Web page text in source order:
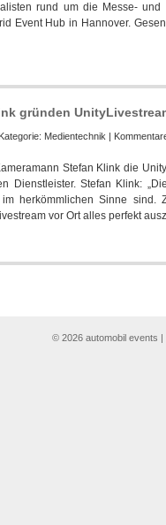
rund um die Messe-
Event Hub in Hannover.
gründen
Medientechnik |
Stefan Klink die
Dienstleister. Stefan Klink:
herkömmlichen Sinne
vor Ort alles perfekt
© 2026 automobil events |